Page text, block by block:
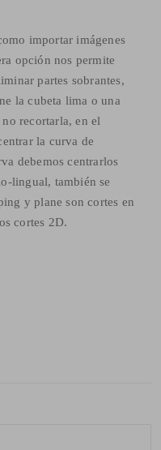
importar imágenes
opción nos permite
partes sobrantes,
la cubeta lima o una
recortarla, en el
la curva de
debemos centrarlos
lingual, también se
y plane son cortes en
cortes 2D.